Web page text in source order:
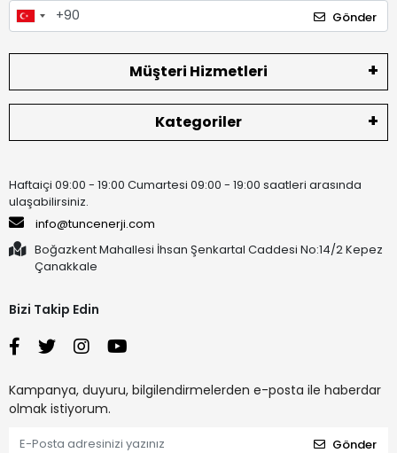
Gönder
Müşteri Hizmetleri
Kategoriler
Haftaiçi 09:00 - 19:00 Cumartesi 09:00 - 19:00 saatleri arasında
ulaşabilirsiniz.
info@tuncenerji.com
Boğazkent Mahallesi İhsan Şenkartal Caddesi No:14/2 Kepez
Çanakkale
Bizi Takip Edin
Kampanya, duyuru, bilgilendirmelerden e-posta ile haberdar
olmak istiyorum.
Gönder